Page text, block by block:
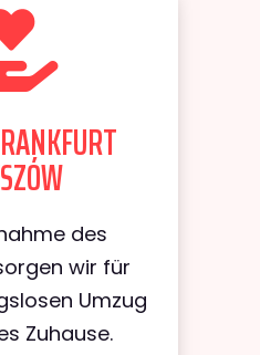
des
wir für
Umzug
Zuhause.